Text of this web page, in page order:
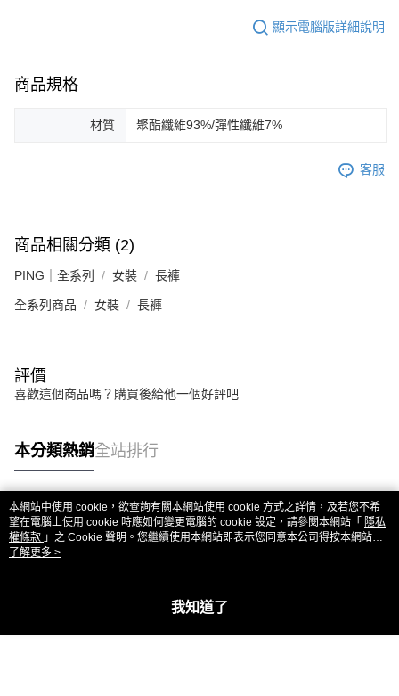
顯示電腦版詳細說明
商品規格
材質 聚酯纖維93%/彈性纖維7%
客服
商品相關分類 (2)
PING｜全系列 女裝 長褲
全系列商品 女裝 長褲
評價
喜歡這個商品嗎？購買後給他一個好評吧
本分類熱銷全站排行
熱門標籤
本網站中使用 cookie，欲查詢有關本網站使用 cookie 方式之詳情，及若您不希
望在電腦上使用 cookie 時應如何變更電腦的 cookie 設定，請參閱本網站「 隱私
權條款 」之 Cookie 聲明。您繼續使用本網站即表示您同意本公司得按本網站使
用條款之 Cookie 聲明使用 cookie。
了解更多 >
我知道了